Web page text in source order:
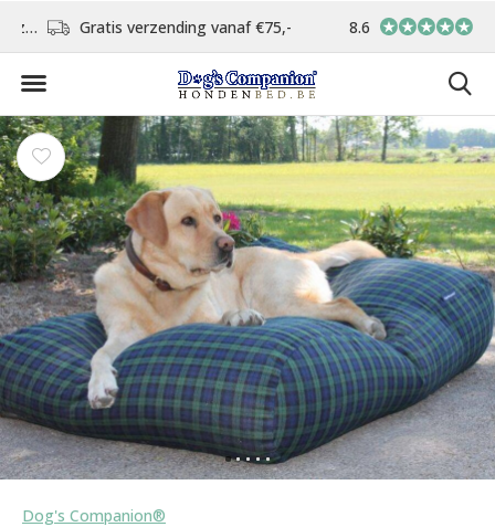
Gratis verzending vanaf €75,- In eigen atelier
8.6
Dog's Companion®